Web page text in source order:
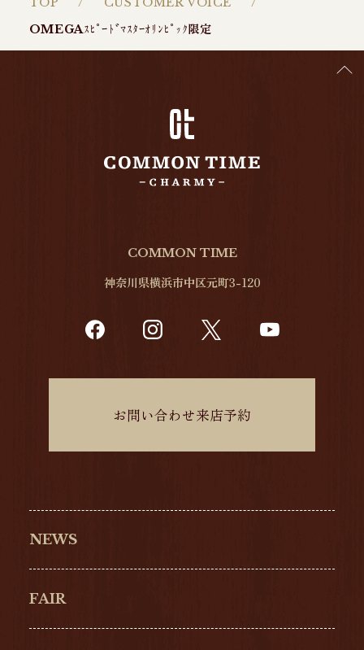
OMEGAｽﾋﾟｰﾄﾞﾏｽﾀｰｵﾘﾝﾋﾟｯｸ限定
NEWS
FAIR
COMMON TIME
神奈川県横浜市中区元町3-120
お問い合わせ来店予約